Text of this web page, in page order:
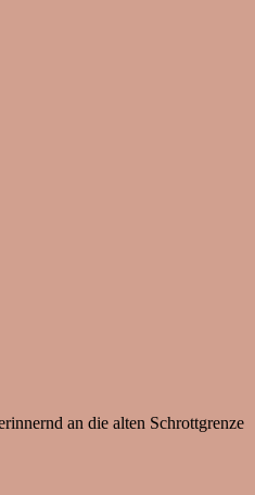
an die alten Schrottgrenze